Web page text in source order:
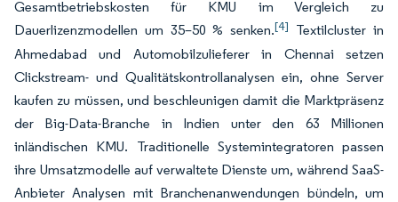
Gesamtbetriebskosten für KMU im Vergleich zu
Dauerlizenzmodellen um 35–50 % senken.[4] Textilcluster in
Ahmedabad und Automobilzulieferer in Chennai setzen
Clickstream- und Qualitätskontrollanalysen ein, ohne Server
kaufen zu müssen, und beschleunigen damit die Marktpräsenz
der Big-Data-Branche in Indien unter den 63 Millionen
inländischen KMU. Traditionelle Systemintegratoren passen
ihre Umsatzmodelle auf verwaltete Dienste um, während SaaS-
Anbieter Analysen mit Branchenanwendungen bündeln, um